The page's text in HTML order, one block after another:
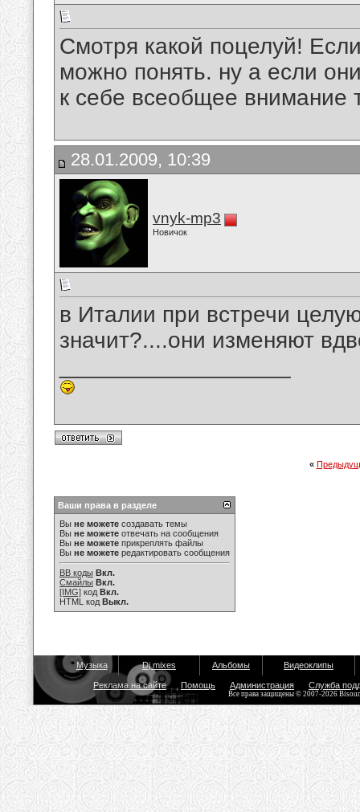
Смотря какой поцелуй!
можно понять. ну а если
к себе всеобщее внимание
28.01.2009, 10:39
vnyk-mp3
Новичок
в Италии при встречи
значит?....они изменяют
«
Ваши права в разделе
Вы не можете создавать темы
Вы не можете отвечать на сообщения
Вы не можете прикреплять файлы
Вы не можете редактировать сообщения
BB коды Вкл.
Смайлы Вкл.
[IMG] код Вкл.
HTML код Выкл.
Музыка Dj mixes Альбомы Видеоклипы
Реклама на сайте Помощь Администрация Служба
Все права защищены © 2007-2026